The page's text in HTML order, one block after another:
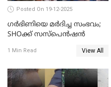
Posted On 19-12-2025
ഗര്‍ഭിണിയെ മർദിച്ച സംഭവം;
SHOക്ക് സസ്പെൻഷൻ
1 Min Read View All